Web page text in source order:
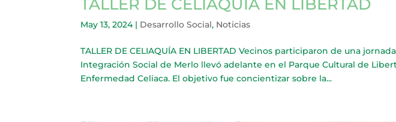
TALLER DE CELIAQUÍA EN LIBERTAD
May 13, 2024| Desarrollo Social, Noticias
TALLER DE CELIAQUÍA EN LIBERTAD Vecinos participaron de una
Integración Social de Merlo llevó adelante en el Parque Cultural de
Enfermedad Celiaca. El objetivo fue concientizar sobre la...